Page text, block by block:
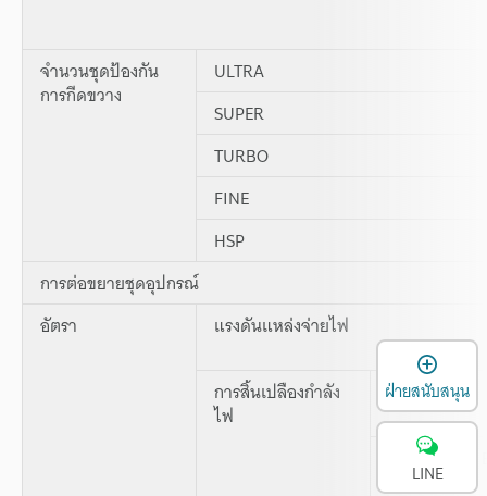
จำนวนชุดป้องกัน
การกีดขวาง
ULTRA
SUPER
TURBO
FINE
HSP
การต่อขยายชุดอุปกรณ์
อัตรา
แรงดันแหล่งจ่ายไฟ
การสิ้นเปลืองกำลัง
ไฟ
ปกติ
Eco-ครึ่งหนึ่
ทั้งหมด
ฝ่ายสนับสนุน
LINE